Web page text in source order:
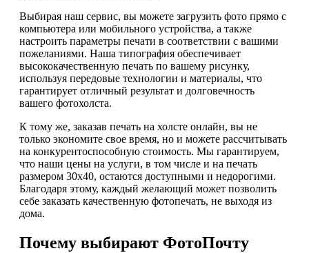
Выбирая наш сервис, вы можете загрузить фото прямо с
компьютера или мобильного устройства, а также
настроить параметры печати в соответствии с вашими
пожеланиями. Наша типография обеспечивает
высококачественную печать по вашему рисунку,
используя передовые технологии и материалы, что
гарантирует отличный результат и долговечность
вашего фотохолста.
К тому же, заказав печать на холсте онлайн, вы не
только экономите свое время, но и можете рассчитывать
на конкурентоспособную стоимость. Мы гарантируем,
что наши цены на услуги, в том числе и на печать
размером 30х40, остаются доступными и недорогими.
Благодаря этому, каждый желающий может позволить
себе заказать качественную фотопечать, не выходя из
дома.
Почему выбирают ФотоПочту